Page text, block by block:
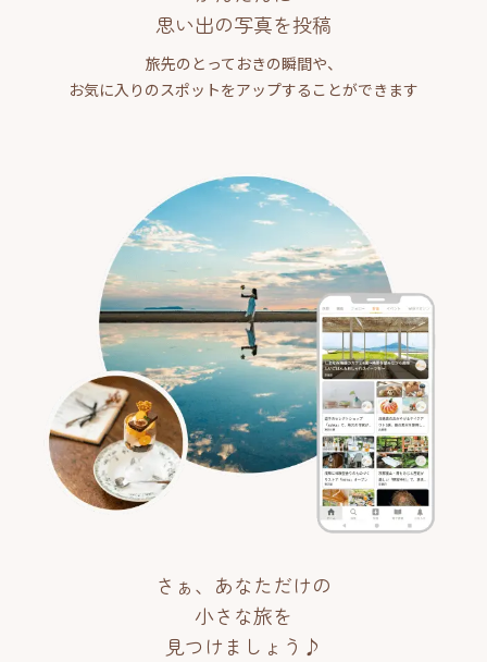
思い出の写真を投稿
旅先のとっておきの瞬間や、
お気に入りのスポットをアップすることができます
さぁ、あなただけの
小さな旅を
見つけましょう♪